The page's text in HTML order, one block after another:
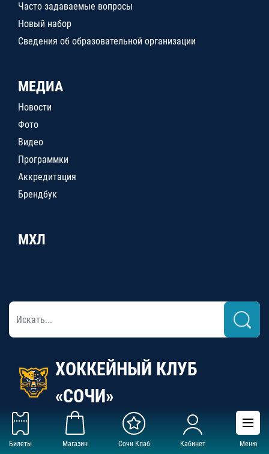
Билеты Магазин Сочи Клаб Кабинет Меню
Часто задаваемые вопросы
Новый набор
Сведения об образовательной организации
МЕДИА
Новости
Фото
Видео
Программки
Аккредитация
Брендбук
МХЛ
ХОККЕЙНЫЙ КЛУБ
«СОЧИ»